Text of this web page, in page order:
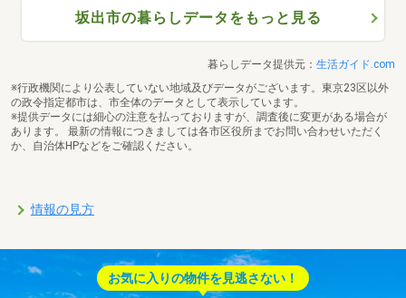
坂出市の暮らしデータをもっと見る
暮らしデータ提供元： 生活ガイド.com
※行政機関により公表していない地域及びデータがございます。東京23区以外
の政令指定都市は、市全体のデータとして表示しています。
※提供データには細心の注意を払っておりますが、調査後に変更がある場合が
あります。 最新の情報につきましては各市区役所までお問い合わせいただく
か、自治体HPなどをご確認ください。
情報の見方
お気に入りの物件を見逃さない！